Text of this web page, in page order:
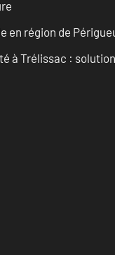
en région de
à Trélissac :